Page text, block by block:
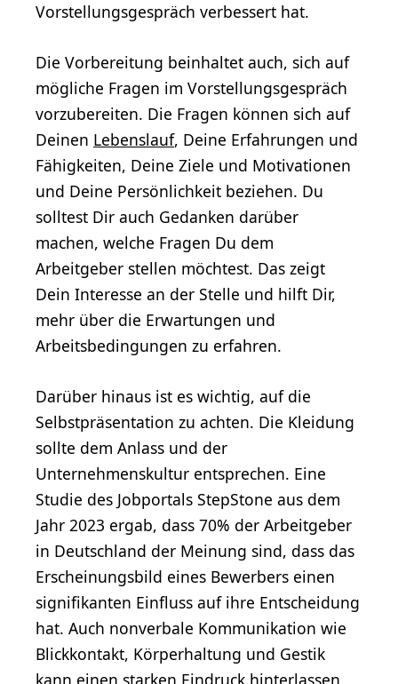
Vorstellungsgespräch verbessert hat.
Die Vorbereitung beinhaltet auch, sich auf
mögliche Fragen im Vorstellungsgespräch
vorzubereiten. Die Fragen können sich auf
Deinen Lebenslauf, Deine Erfahrungen und
Fähigkeiten, Deine Ziele und Motivationen
und Deine Persönlichkeit beziehen. Du
solltest Dir auch Gedanken darüber
machen, welche Fragen Du dem
Arbeitgeber stellen möchtest. Das zeigt
Dein Interesse an der Stelle und hilft Dir,
mehr über die Erwartungen und
Arbeitsbedingungen zu erfahren.
Darüber hinaus ist es wichtig, auf die
Selbstpräsentation zu achten. Die Kleidung
sollte dem Anlass und der
Unternehmenskultur entsprechen. Eine
Studie des Jobportals StepStone aus dem
Jahr 2023 ergab, dass 70% der Arbeitgeber
in Deutschland der Meinung sind, dass das
Erscheinungsbild eines Bewerbers einen
signifikanten Einfluss auf ihre Entscheidung
hat. Auch nonverbale Kommunikation wie
Blickkontakt, Körperhaltung und Gestik